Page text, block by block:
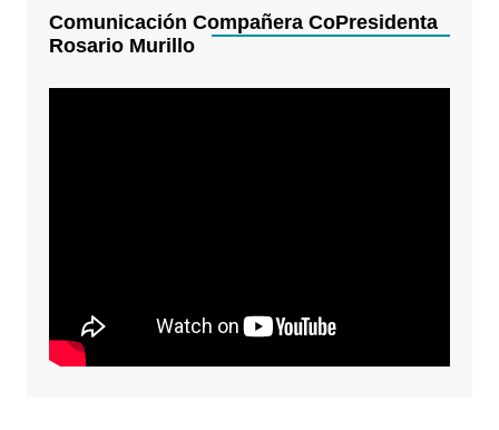
Comunicación Compañera CoPresidenta
Rosario Murillo